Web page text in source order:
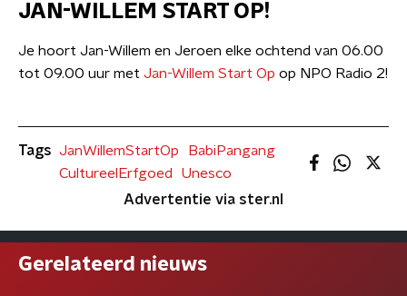
JAN-WILLEM START OP!
Je hoort Jan-Willem en Jeroen elke ochtend van 06.00
tot 09.00 uur met Jan-Willem Start Op op NPO Radio 2!
Tags JanWillemStartOp
BabiPangang
CultureelErfgoed
Unesco
Advertentie via ster.nl
Gerelateerd nieuws